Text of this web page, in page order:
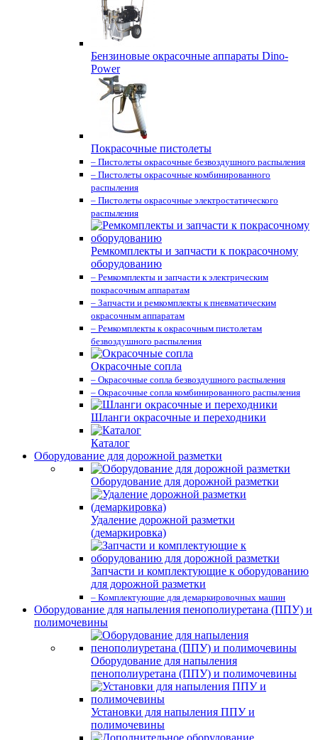
Бензиновые окрасочные аппараты Dino-
Power
Покрасочные пистолеты
– Пистолеты окрасочные безвоздушного распыления
– Пистолеты окрасочные комбинированного
распыления
– Пистолеты окрасочные электростатического
распыления
Ремкомплекты и запчасти к покрасочному
оборудованию
– Ремкомплекты и запчасти к электрическим
покрасочным аппаратам
– Запчасти и ремкомплекты к пневматическим
окрасочным аппаратам
– Ремкомплекты к окрасочным пистолетам
безвоздушного распыления
Окрасочные сопла
– Окрасочные сопла безвоздушного распыления
– Окрасочные сопла комбинированного распыления
Шланги окрасочные и переходники
Каталог
Оборудование для дорожной разметки
Оборудование для дорожной разметки
Удаление дорожной разметки
(демаркировка)
Запчасти и комплектующие к оборудованию
для дорожной разметки
– Комплектующие для демаркировочных машин
Оборудование для напыления пенополиуретана (ППУ) и
полимочевины
Оборудование для напыления
пенополиуретана (ППУ) и полимочевины
Установки для напыления ППУ и
полимочевины